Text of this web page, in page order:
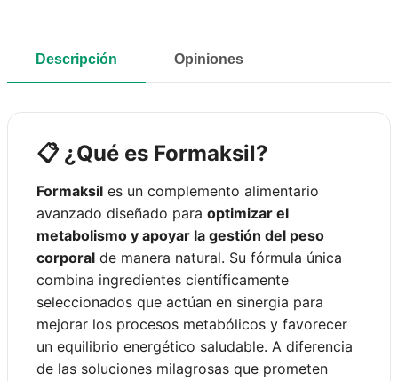
Descripción Opiniones
📋 ¿Qué es Formaksil?
Formaksil es un complemento alimentario
avanzado diseñado para optimizar el
metabolismo y apoyar la gestión del peso
corporal de manera natural. Su fórmula única
combina ingredientes científicamente
seleccionados que actúan en sinergia para
mejorar los procesos metabólicos y favorecer
un equilibrio energético saludable. A diferencia
de las soluciones milagrosas que prometen